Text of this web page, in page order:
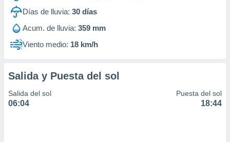
1199
Días de lluvia: 30 días
Acum. de lluvia: 359 mm
Viento medio: 18 km/h
Salida y Puesta del sol
Salida del sol
06:04
Puesta del sol
18:44